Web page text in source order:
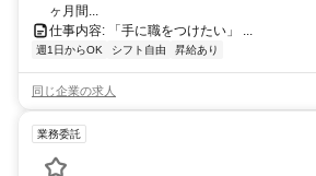
ヶ月間...
仕事内容: 「手に職をつけたい」 ...
週1日からOK シフト自由 昇給あり
同じ企業の求人
業務委託